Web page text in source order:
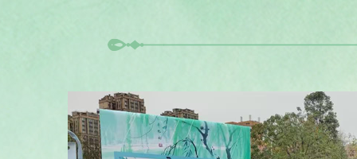
祭、家庭追思会等现代祭祀方
禁火区域焚烧纸钱、燃放鞭炮
扫。
四、以身作则，发挥引领